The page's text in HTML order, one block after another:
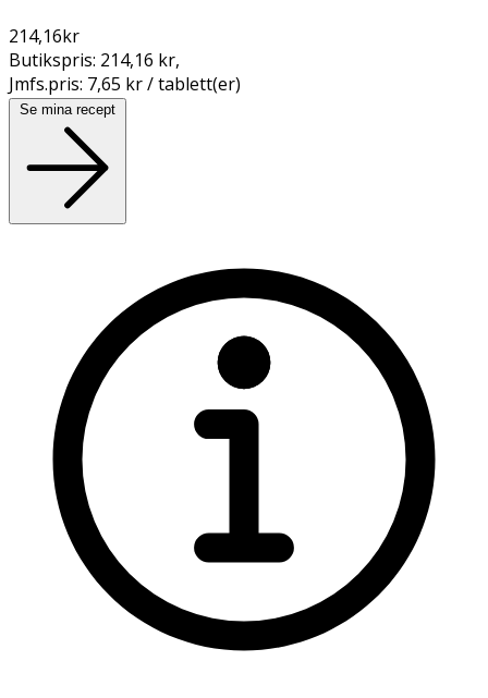
214,16kr
Butikspris: 214,16 kr,
Jmfs.pris: 7,65 kr / tablett(er)
Se mina recept